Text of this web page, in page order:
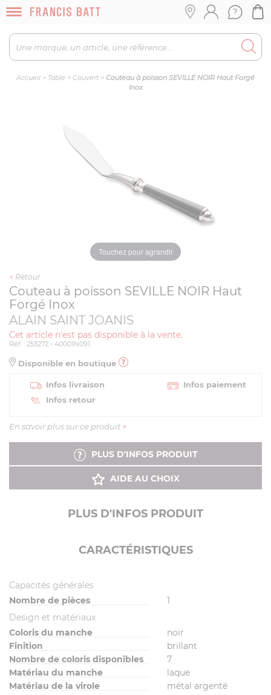
Accueil > Table > Couvert > Couteau à poisson SEVILLE NOIR Haut Forgé
Inox
Touchez pour agrandir
< Retour
Couteau à poisson SEVILLE NOIR Haut
Forgé Inox
ALAIN SAINT JOANIS
Cet article n'est pas disponible à la vente.
Réf. : 253272 - 40001N091
Disponible en boutique
Infos livraison
Infos paiement
Infos retour
En savoir plus sur ce produit +
PLUS D'INFOS PRODUIT
AIDE AU CHOIX
PLUS D'INFOS PRODUIT
CARACTÉRISTIQUES
Capacités générales
Nombre de pièces
1
Design et matériaux
Coloris du manche
noir
Finition
brillant
Nombre de coloris disponibles
7
Matériau du manche
laque
Matériau de la virole
métal argenté